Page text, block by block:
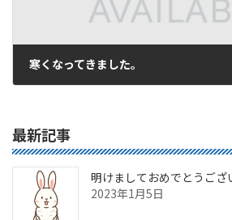
寒くなってきました。
最新記事
明けましておめでとうござ
2023年1月5日